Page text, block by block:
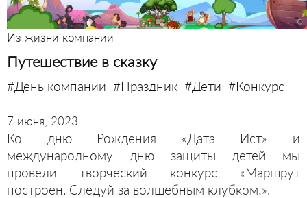
Из жизни компании
Путешествие в сказку
#День компании #Праздник #Дети #Конкурс
7 июня, 2023
Ко дню Рождения «Дата Ист» и
международному дню защиты детей мы
провели творческий конкурс «Маршрут
построен. Следуй за волшебным клубком!».